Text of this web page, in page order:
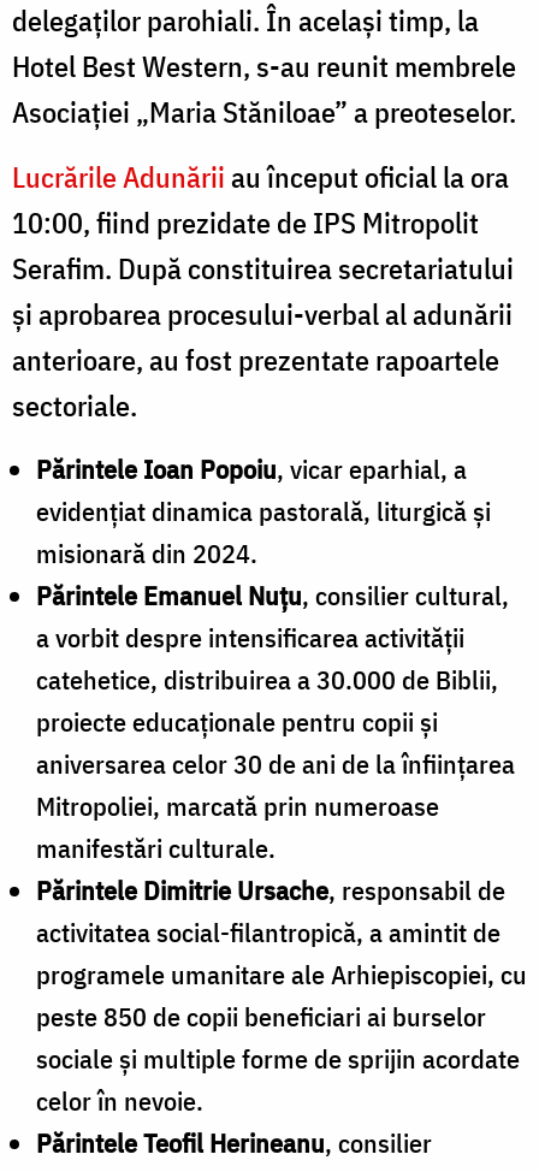
delegaților parohiali. În același timp, la
Hotel Best Western, s-au reunit membrele
Asociației „Maria Stăniloae” a preoteselor.
Lucrările Adunăriiau început oficial la ora
10:00, fiind prezidate de IPS Mitropolit
Serafim. După constituirea secretariatului
și aprobarea procesului-verbal al adunării
anterioare, au fost prezentate rapoartele
sectoriale.
Părintele Ioan Popoiu, vicar eparhial, a
evidențiat dinamica pastorală, liturgică și
misionară din 2024.
Părintele Emanuel Nuțu, consilier cultural,
a vorbit despre intensificarea activității
catehetice, distribuirea a 30.000 de Biblii,
proiecte educaționale pentru copii și
aniversarea celor 30 de ani de la înființarea
Mitropoliei, marcată prin numeroase
manifestări culturale.
Părintele Dimitrie Ursache, responsabil de
activitatea social-filantropică, a amintit de
programele umanitare ale Arhiepiscopiei, cu
peste 850 de copii beneficiari ai burselor
sociale și multiple forme de sprijin acordate
celor în nevoie.
Părintele Teofil Herineanu, consilier